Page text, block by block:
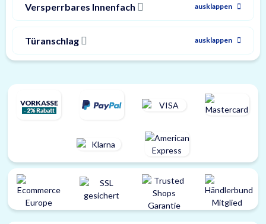
Versperrbares Innenfach ausklappen
Türanschlag ausklappen